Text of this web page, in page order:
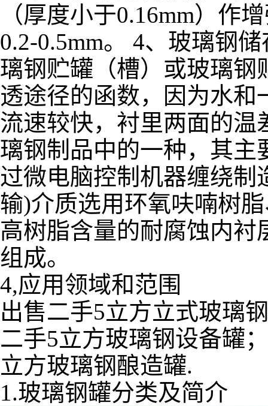
（厚度小于0.16mm）作
0.2-0.5mm。 4、玻璃钢
璃钢贮罐（槽）或玻璃钢
透途径的函数，因为水
流速较快，衬里两面的
璃钢制品中的一种，其主
过微电脑控制机器缠绕
输)介质选用环氧呋喃树
高树脂含量的耐腐蚀内
组成。
4,应用领域和范围
出售二手5立方立式玻璃
二手5立方玻璃钢设备罐
立方玻璃钢酿造罐.
1.玻璃钢罐分类及简介